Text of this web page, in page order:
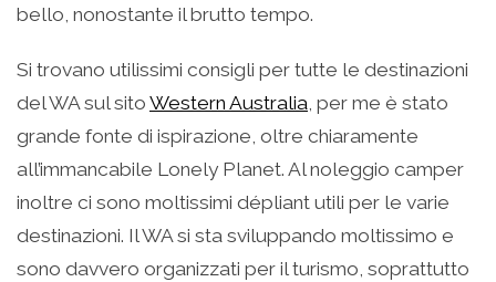
bello, nonostante il brutto tempo.
Si trovano utilissimi consigli per tutte le destinazioni
del WA sul sito Western Australia, per me è stato
grande fonte di ispirazione, oltre chiaramente
all’immancabile Lonely Planet. Al noleggio camper
inoltre ci sono moltissimi dépliant utili per le varie
destinazioni. Il WA si sta sviluppando moltissimo e
sono davvero organizzati per il turismo, soprattutto